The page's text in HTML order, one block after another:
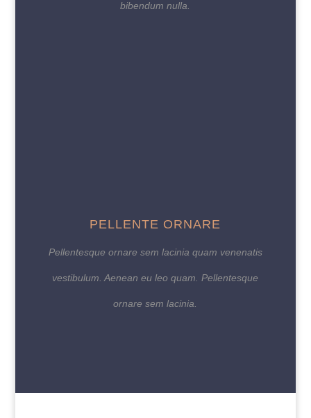
bibendum nulla.
PELLENTE ORNARE
Pellentesque ornare sem lacinia quam venenatis
vestibulum. Aenean eu leo quam. Pellentesque
ornare sem lacinia.